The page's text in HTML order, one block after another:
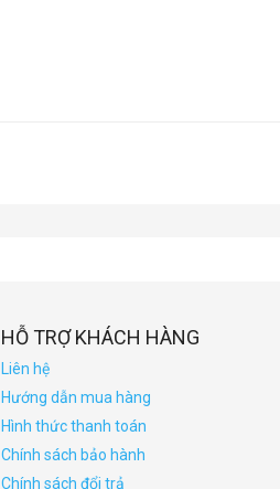
HỖ TRỢ KHÁCH HÀNG
Liên hệ
Hướng dẫn mua hàng
Hình thức thanh toán
Chính sách bảo hành
Chính sách đổi trả